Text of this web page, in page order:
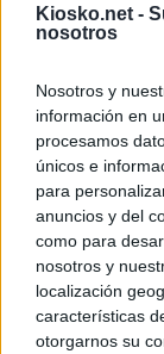
Kiosko.net -
nosotros
Nosotros y
información en
procesamos
únicos e
para
anuncios y del
como para
nosotros y
localización
características
otorgarnos su